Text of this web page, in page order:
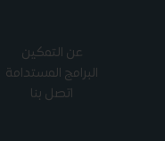
عن التمكين
البرامج المستدامة
اتصل بنا